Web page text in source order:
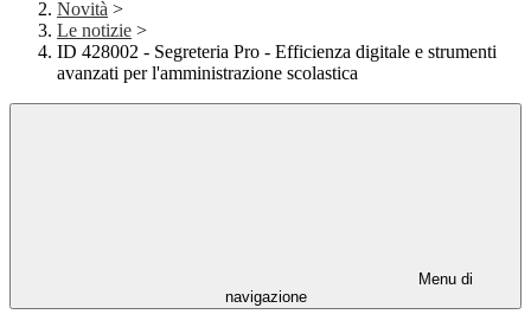
Novità >
Le notizie >
ID 428002 - Segreteria Pro - Efficienza digitale e strumenti
avanzati per l'amministrazione scolastica
Menu di
navigazione